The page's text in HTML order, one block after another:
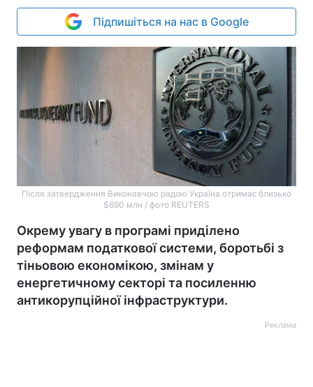
Підпишіться на нас в Google
Після затвердження Виконавчою радою Україна отримає близько
$690 млн / фото REUTERS
Окрему увагу в програмі приділено
реформам податкової системи, боротьбі з
тіньовою економікою, змінам у
енергетичному секторі та посиленню
антикорупційної інфраструктури.
Реклама